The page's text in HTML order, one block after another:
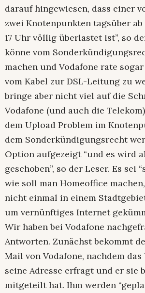
darauf hingewiesen, dass einer
zwei Knotenpunkten tagsüber ab
17 Uhr völlig überlastet ist”, so
könne vom
machen und Vodafone rate
vom Kabel zur DSL-Leitung zu
bringe aber nicht viel auf die
Vodafone (und auch die
dem Upload Problem im
dem Sonderkündigungsrecht
Option aufgezeigt “und es wird
geschoben”, so der Leser. Es sei
wie soll man Homeoffice
nicht einmal in einem
um vernünftiges Internet
Wir haben bei Vodafone
Antworten. Zunächst bekommt
Mail von Vodafone, nachdem
seine Adresse erfragt und er sie
mitgeteilt hat. Ihm werden